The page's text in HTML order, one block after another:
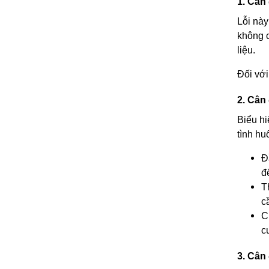
Lỗi
không
liệu.
Đối với
2.
Biểu
tình
3.